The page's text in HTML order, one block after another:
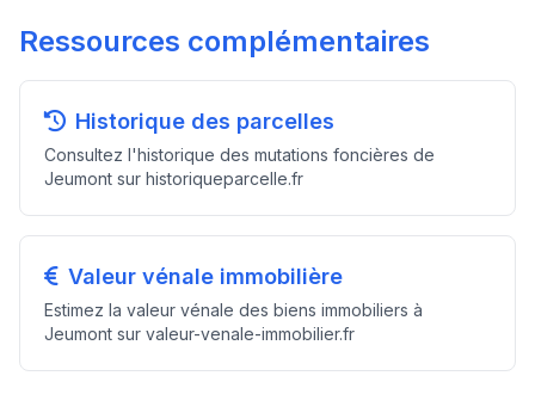
Ressources complémentaires
Historique des parcelles
Consultez l'historique des mutations foncières de
Jeumont sur historiqueparcelle.fr
Valeur vénale immobilière
Estimez la valeur vénale des biens immobiliers à
Jeumont sur valeur-venale-immobilier.fr